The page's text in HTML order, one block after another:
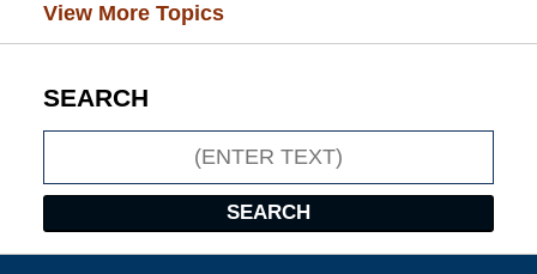
View More Topics
SEARCH
SEARCH